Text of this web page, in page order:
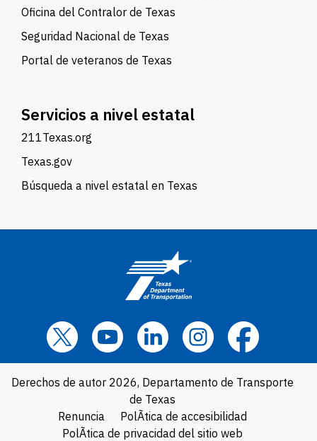
Oficina del Contralor de Texas
Seguridad Nacional de Texas
Portal de veteranos de Texas
Servicios a nivel estatal
211Texas.org
Texas.gov
Búsqueda a nivel estatal en Texas
Derechos de autor 2026, Departamento de Transporte
de Texas
Renuncia
PolÃ­tica de accesibilidad
PolÃ­tica de privacidad del sitio web